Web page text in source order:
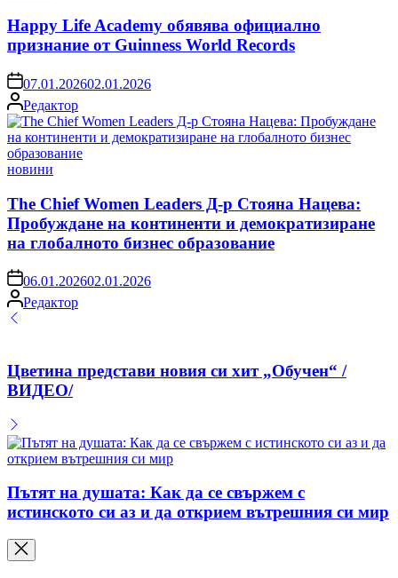
Happy Life Academy обявява официално
признание от Guinness World Records
on07.01.202602.01.2026
Posted
by
Редактор
Posted
новини
The Chief Women Leaders Д-р Стояна Нацева:
Пробуждане на континенти и демократизиране
на глобалното бизнес образование
on06.01.202602.01.2026
Posted
by
Редактор
Цветина представи новия си хит „Обучен“ /
ВИДЕО/
Пътят на душата: Как да се свържем с
истинското си аз и да открием вътрешния си мир